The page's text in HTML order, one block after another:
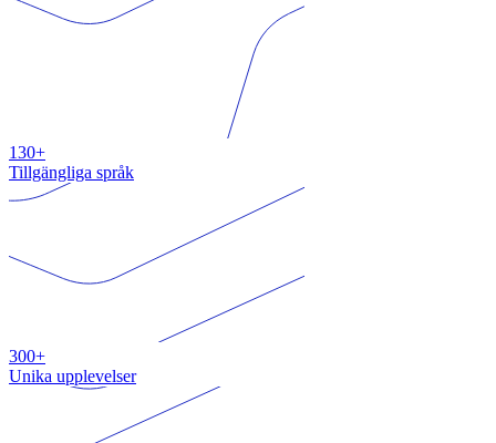
130+
Tillgängliga språk
300+
Unika upplevelser